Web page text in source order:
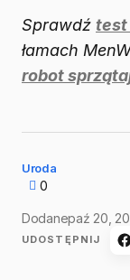
Sprawdź test
łamach
robot
Uroda
0
Dodanepaź 20,
UDOSTĘPNIJ